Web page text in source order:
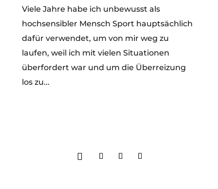
Viele Jahre habe ich unbewusst als
hochsensibler Mensch Sport hauptsächlich
dafür verwendet, um von mir weg zu
laufen, weil ich mit vielen Situationen
überfordert war und um die Überreizung
los zu...